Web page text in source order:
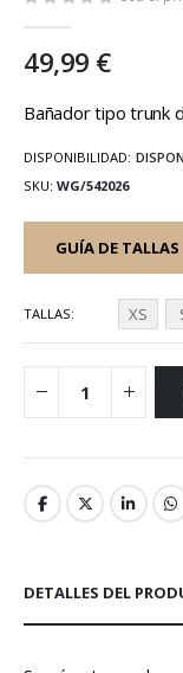
galería
de
imágenes
49,99 €
Bañador tipo trunk
DISPONIBILIDAD:
SKU WG/542026
GUÍA DE TALLAS
TALLAS XS
DETALLES DEL